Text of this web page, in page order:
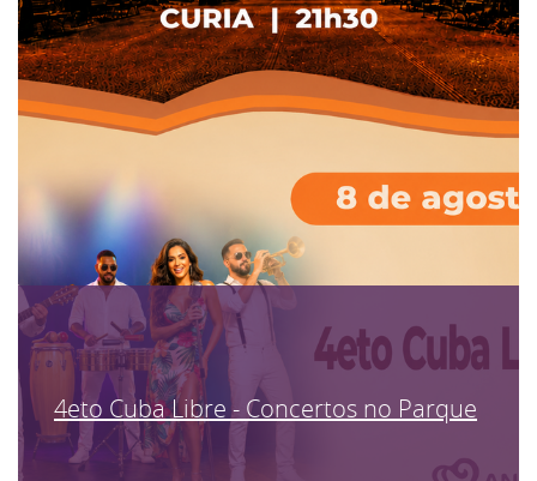
4eto Cuba Libre - Concertos no Parque